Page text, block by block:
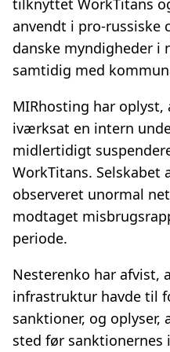
tilknyttet WorkTitans
anvendt i pro-russiske
danske myndigheder i
samtidig med
MIRhosting har
iværksat en intern
midlertidigt
WorkTitans. Selskabet
observeret unormal
modtaget
periode.
Nesterenko har afvist,
infrastruktur havde til
sanktioner, og oplyser,
sted før